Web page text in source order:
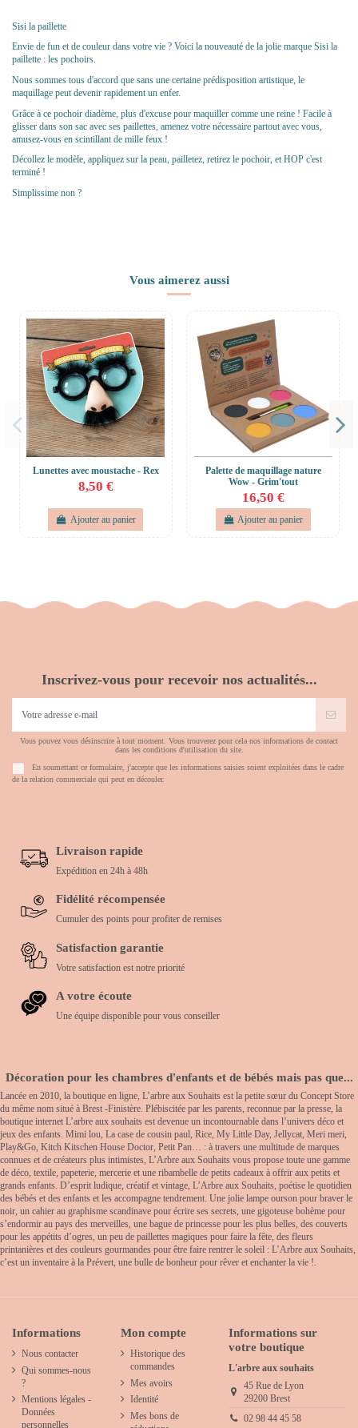
Sisi la paillette
Envie de fun et de couleur dans votre vie ? Voici la nouveauté de la jolie marque Sisi la
paillette : les pochoirs.
Nous sommes tous d'accord que sans une certaine prédisposition artistique, le
maquillage peut devenir rapidement un enfer.
Grâce à ce pochoir diadème, plus d'excuse pour maquiller comme une reine ! Facile à
glisser dans son sac avec ses paillettes, amenez votre nécessaire partout avec vous,
amusez-vous en scintillant de mille feux !
Décollez le modèle, appliquez sur la peau, pailletez, retirez le pochoir, et HOP c'est
terminé !
Simplissime non ?
Vous aimerez aussi
Lunettes avec moustache - Rex
8,50 €
Ajouter au panier
Palette de maquillage nature
Wow - Grim'tout
16,50 €
Ajouter au panier
Inscrivez-vous pour recevoir nos actualités...
Vous pouvez vous désinscrire à tout moment. Vous trouverez pour cela nos informations de contact
dans les conditions d'utilisation du site.
En soumettant ce formulaire, j'accepte que les informations saisies soient exploitées dans le cadre
de la relation commerciale qui peut en découler.
Livraison rapide
Expédition en 24h à 48h
Fidélité récompensée
Cumuler des points pour profiter de remises
Satisfaction garantie
Votre satisfaction est notre priorité
A votre écoute
Une équipe disponible pour vous conseiller
Décoration pour les chambres d'enfants et de bébés mais pas que...
Lancée en 2010, la boutique en ligne, L’arbre aux Souhaits est la petite sœur du Concept Store
du même nom situé à Brest -Finistère. Plébiscitée par les parents, reconnue par la presse, la
boutique internet L’arbre aux souhaits est devenue un incontournable dans l’univers déco et
jeux des enfants. Mimi lou, La case de cousin paul, Rice, My Little Day, Jellycat, Meri meri,
Play&Go, Kitch Kitschen House Doctor, Petit Pan… : à travers une multitude de marques
connues et de créateurs plus intimistes, L’Arbre aux Souhaits vous propose toute une gamme
de déco, textile, papeterie, mercerie et une ribambelle de petits cadeaux à offrir aux petits et
grands enfants. D’esprit ludique, créatif et vintage, L’Arbre aux Souhaits, poétise le quotidien
des bébés et des enfants et les accompagne tendrement. Une jolie lampe ourson pour braver le
noir, un cahier au graphisme scandinave pour écrire ses secrets, une gigoteuse bohème pour
s’endormir au pays des merveilles, une bague de princesse pour les plus belles, des couverts
pour les appétits d’ogres, un peu de paillettes magiques pour faire la fête, des fleurs
printanières et des couleurs gourmandes pour être faire rentrer le soleil : L’Arbre aux Souhaits,
c’est un inventaire à la Prévert, une bulle de bonheur pour rêver et enchanter la vie !.
Informations
Nous contacter
Qui sommes-nous
?
Mentions légales -
Données
personnelles
Mon compte
Historique des
commandes
Mes avoirs
Identité
Mes bons de
Informations sur
votre boutique
L'arbre aux souhaits
45 Rue de Lyon
29200 Brest
02 98 44 45 58